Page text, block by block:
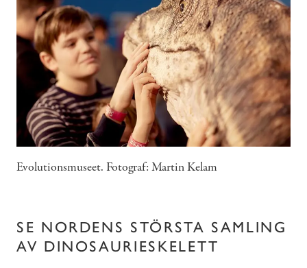
Evolutionsmuseet. Fotograf: Martin Kelam
SE NORDENS STÖRSTA SAMLING
AV DINOSAURIESKELETT